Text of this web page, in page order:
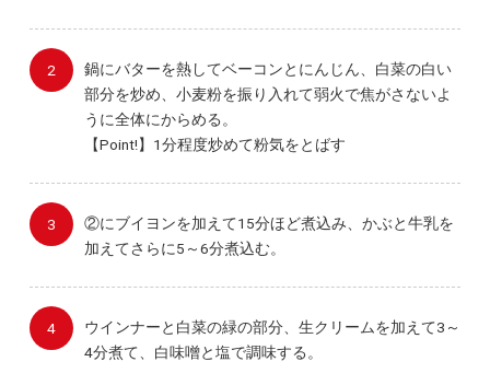
鍋にバターを熱してベーコンとにんじん、白菜の白い
部分を炒め、小麦粉を振り入れて弱火で焦がさないよ
うに全体にからめる。
【Point!】1分程度炒めて粉気をとばす
②にブイヨンを加えて15分ほど煮込み、かぶと牛乳を
加えてさらに5～6分煮込む。
ウインナーと白菜の緑の部分、生クリームを加えて3～
4分煮て、白味噌と塩で調味する。